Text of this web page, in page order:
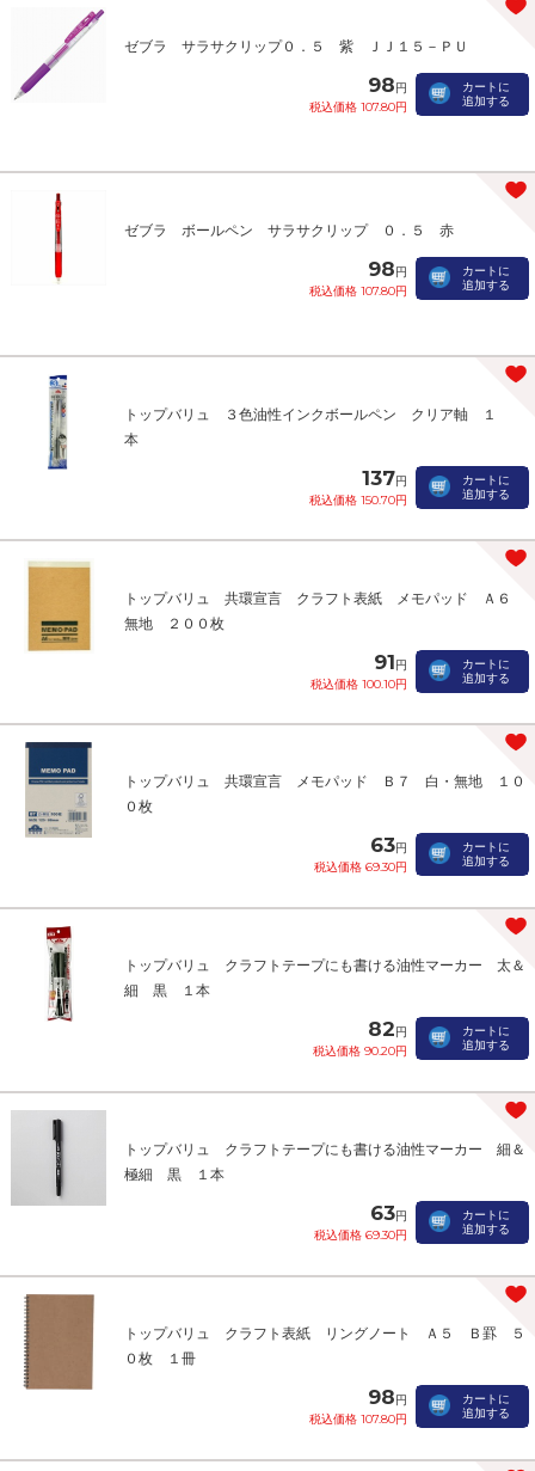
ゼブラ サラサクリップ０．５ 紫 ＪＪ１５－ＰＵ
98円
税込価格 107.80円
カートに
追加する
ゼブラ ボールペン サラサクリップ ０．５ 赤
98円
税込価格 107.80円
カートに
追加する
トップバリュ ３色油性インクボールペン クリア軸 １
本
137円
税込価格 150.70円
カートに
追加する
トップバリュ 共環宣言 クラフト表紙 メモパッド Ａ６
無地 ２００枚
91円
税込価格 100.10円
カートに
追加する
トップバリュ 共環宣言 メモパッド Ｂ７ 白・無地 １０
０枚
63円
税込価格 69.30円
カートに
追加する
トップバリュ クラフトテープにも書ける油性マーカー 太＆
細 黒 １本
82円
税込価格 90.20円
カートに
追加する
トップバリュ クラフトテープにも書ける油性マーカー 細＆
極細 黒 １本
63円
税込価格 69.30円
カートに
追加する
トップバリュ クラフト表紙 リングノート Ａ５ Ｂ罫 ５
０枚 １冊
98円
税込価格 107.80円
カートに
追加する